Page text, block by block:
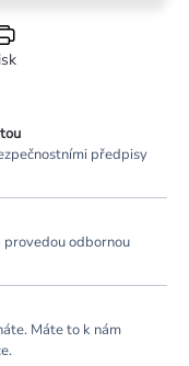
předpisy
provedou odbornou
Máte to k nám